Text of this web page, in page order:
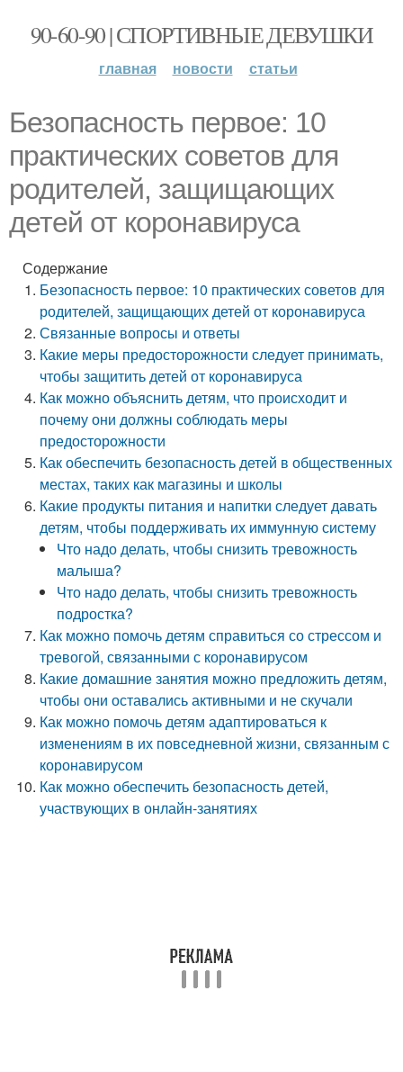
90-60-90 | СПОРТИВНЫЕ ДЕВУШКИ
главная новости статьи
Безопасность первое: 10
практических советов для
родителей, защищающих
детей от коронавируса
Содержание
Безопасность первое: 10 практических советов для
родителей, защищающих детей от коронавируса
Связанные вопросы и ответы
Какие меры предосторожности следует принимать,
чтобы защитить детей от коронавируса
Как можно объяснить детям, что происходит и
почему они должны соблюдать меры
предосторожности
Как обеспечить безопасность детей в общественных
местах, таких как магазины и школы
Какие продукты питания и напитки следует давать
детям, чтобы поддерживать их иммунную систему
Что надо делать, чтобы снизить тревожность
малыша?
Что надо делать, чтобы снизить тревожность
подростка?
Как можно помочь детям справиться со стрессом и
тревогой, связанными с коронавирусом
Какие домашние занятия можно предложить детям,
чтобы они оставались активными и не скучали
Как можно помочь детям адаптироваться к
изменениям в их повседневной жизни, связанным с
коронавирусом
Как можно обеспечить безопасность детей,
участвующих в онлайн-занятиях